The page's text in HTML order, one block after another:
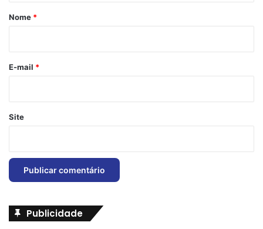
r
*
Nome *
E-mail *
Site
Publicidade